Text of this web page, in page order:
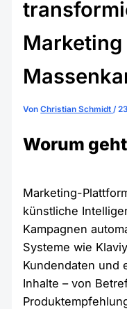
VonChristian Schmidt/
Worum
Marketing-
künstliche
Kampagnen
Systeme wie
Kundendaten und
Inhalte – von